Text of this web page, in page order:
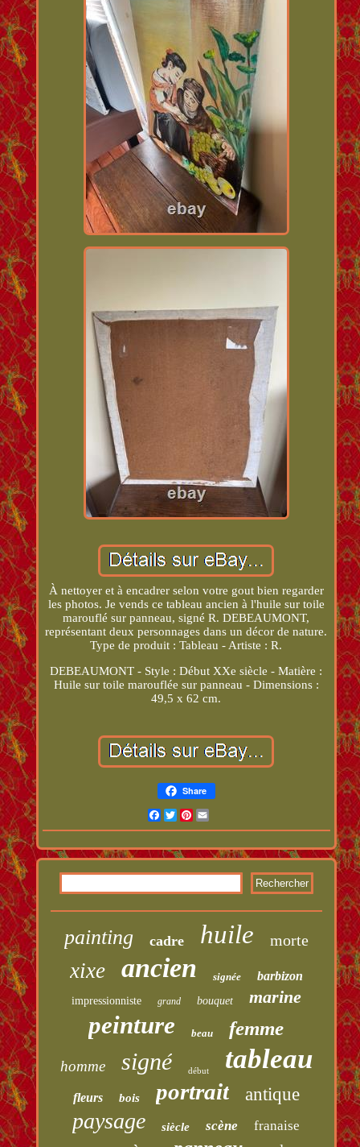
À nettoyer et à encadrer selon votre gout bien regarder
les photos. Je vends ce tableau ancien à l'huile sur toile
marouflé sur panneau, signé R. DEBEAUMONT,
représentant deux personnages dans un décor de nature.
Type de produit : Tableau - Artiste : R.
DEBEAUMONT - Style : Début XXe siècle - Matière :
Huile sur toile marouflée sur panneau - Dimensions :
49,5 x 62 cm.
Share
Facebook
TwitterPinterest
painting cadre huile morte
xixe ancien signée barbizon
impressionniste grand bouquet marine
peinture beau femme
homme signé début tableau
fleurs bois portrait antique
paysage siècle scène franaise